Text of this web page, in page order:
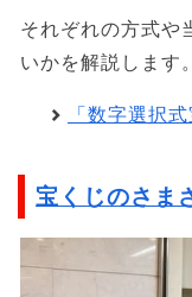
それぞれの方式や
いかを解説します。
「数字選択
宝くじのさま